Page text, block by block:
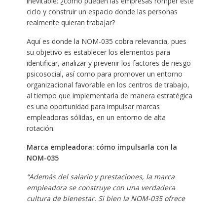
ciclo y construir un espacio donde las personas
realmente quieran trabajar?
Aquí es donde la NOM-035 cobra relevancia, pues
su objetivo es establecer los elementos para
identificar, analizar y prevenir los factores de riesgo
psicosocial, así como para promover un entorno
organizacional favorable en los centros de trabajo,
al tiempo que implementarla de manera estratégica
es una oportunidad para impulsar marcas
empleadoras sólidas, en un entorno de alta
rotación. ​
Marca empleadora: cómo impulsarla con la
NOM-035
“Además del salario y prestaciones, la marca
empleadora se construye con una verdadera
cultura de bienestar. Si bien la NOM-035 ofrece